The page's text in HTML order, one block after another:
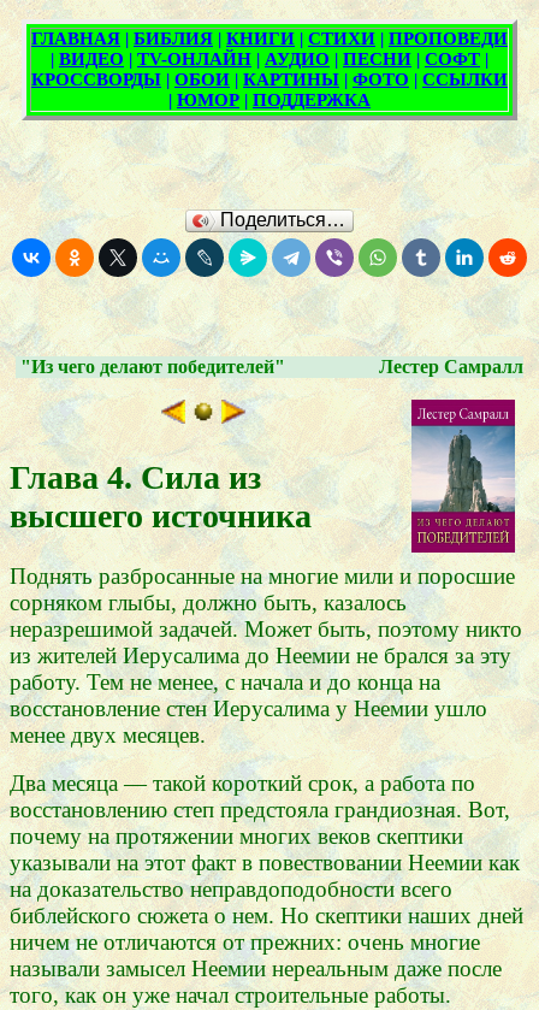
Поделиться…
"Из чего делают победителей" Лестер Самралл
Глава 4. Сила из
высшего источника
Поднять разбросанные на многие мили и поросшие
сорняком глыбы, должно быть, казалось
неразрешимой задачей. Может быть, поэтому никто
из жителей Иерусалима до Неемии не брался за эту
работу. Тем не менее, с начала и до конца на
восстановление стен Иерусалима у Неемии ушло
менее двух месяцев.
Два месяца — такой короткий срок, а работа по
восстановлению степ предстояла грандиозная. Вот,
почему на протяжении многих веков скептики
указывали на этот факт в повествовании Неемии как
на доказательство неправдоподобности всего
библейского сюжета о нем. Но скептики наших дней
ничем не отличаются от прежних: очень многие
называли замысел Неемии нереальным даже после
того, как он уже начал строительные работы.